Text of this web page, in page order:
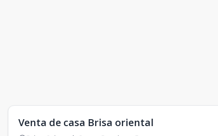
Venta de casa Brisa oriental